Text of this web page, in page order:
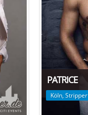
PATRICE
Köln, Stripper